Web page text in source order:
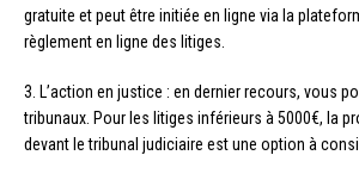
gratuite et peut être initiée en ligne via la
règlement en ligne des litiges.
3. L’action en justice : en dernier recours, vous
tribunaux. Pour les litiges inférieurs à 5000€, la
devant le tribunal judiciaire est une option à